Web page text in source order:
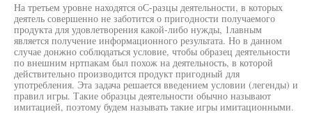
На третьем уровне находятся оС-разцы деятельности, в которых
деятель совершенно не заботится о пригодности получаемого
продукта для удовлетворения какой-либо нужды, 1лавным
является получение информационного результата. Но в данном
случае донжно соблюдаться условие, чтобы образец деятельности
по внешним нртпакам был похож на деятельность, в которой
действительно производится продукт пригодный для
употребления. Эта задача решается введением условии (легенды) и
правил игры. Такие образцы деятельности обычно называют
имитацией, поэтому будем называть такие игры имитационными.